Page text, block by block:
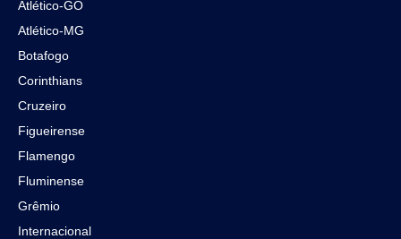
Atlético-GO
Atlético-MG
Botafogo
Corinthians
Cruzeiro
Figueirense
Flamengo
Fluminense
Grêmio
Internacional